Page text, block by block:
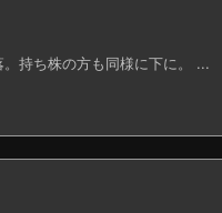
持ち株の方も同様に下に。 ...